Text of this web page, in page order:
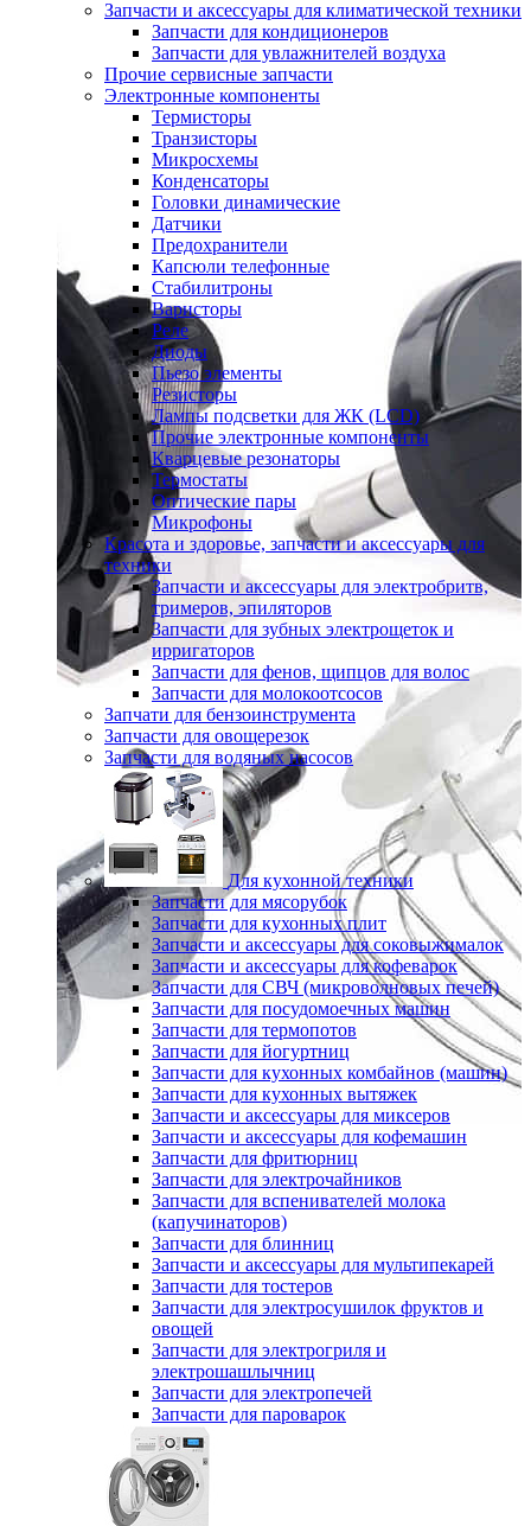
Запчасти и аксессуары для климатической техники
Запчасти для кондиционеров
Запчасти для увлажнителей воздуха
Прочие сервисные запчасти
Электронные компоненты
Термисторы
Транзисторы
Микросхемы
Конденсаторы
Головки динамические
Датчики
Предохранители
Капсюли телефонные
Стабилитроны
Варисторы
Реле
Диоды
Пьезо элементы
Резисторы
Лампы подсветки для ЖК (LCD)
Прочие электронные компоненты
Кварцевые резонаторы
Термостаты
Оптические пары
Микрофоны
Красота и здоровье, запчасти и аксессуары для
техники
Запчасти и аксессуары для электробритв,
тримеров, эпиляторов
Запчасти для зубных электрощеток и
ирригаторов
Запчасти для фенов, щипцов для волос
Запчасти для молокоотсосов
Запчати для бензоинструмента
Запчасти для овощерезок
Запчасти для водяных насосов
Для кухонной техники
Запчасти для мясорубок
Запчасти для кухонных плит
Запчасти и аксессуары для соковыжималок
Запчасти и аксессуары для кофеварок
Запчасти для СВЧ (микроволновых печей)
Запчасти для посудомоечных машин
Запчасти для термопотов
Запчасти для йогуртниц
Запчасти для кухонных комбайнов (машин)
Запчасти для кухонных вытяжек
Запчасти и аксессуары для миксеров
Запчасти и аксессуары для кофемашин
Запчасти для фритюрниц
Запчасти для электрочайников
Запчасти для вспенивателей молока
(капучинаторов)
Запчасти для блинниц
Запчасти и аксессуары для мультипекарей
Запчасти для тостеров
Запчасти для электросушилок фруктов и
овощей
Запчасти для электрогриля и
электрошашлычниц
Запчасти для электропечей
Запчасти для пароварок